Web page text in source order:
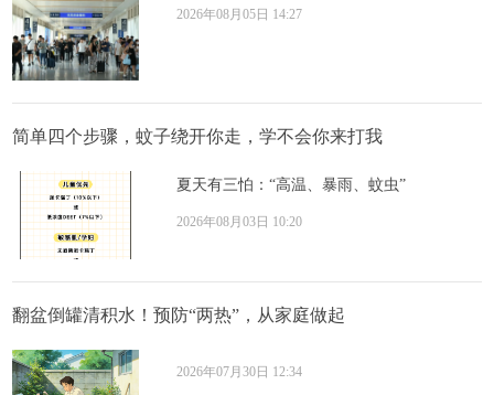
2026年08月05日 14:27
简单四个步骤，蚊子绕开你走，学不会你来打我
夏天有三怕：“高温、暴雨、蚊虫”
2026年08月03日 10:20
翻盆倒罐清积水！预防“两热”，从家庭做起
2026年07月30日 12:34